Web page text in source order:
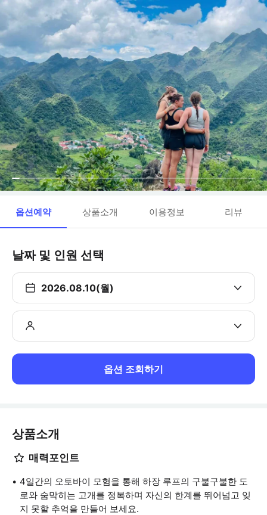
옵션예약 상품소개 이용정보 리뷰
날짜 및 인원 선택
2026.08.10(월)
옵션 조회하기
상품소개
매력포인트
4일간의 오토바이 모험을 통해 하장 루프의 구불구불한 도
로와 숨막히는 고개를 정복하며 자신의 한계를 뛰어넘고 잊
지 못할 추억을 만들어 보세요.